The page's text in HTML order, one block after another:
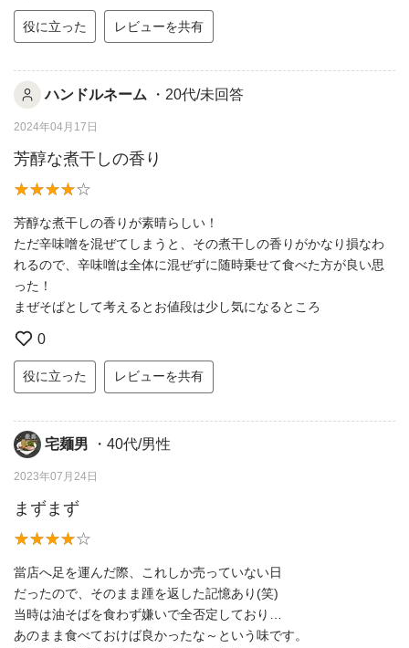
役に立った レビューを共有
ハンドルネーム ・20代/未回答
2024年04月17日
芳醇な煮干しの香り
芳醇な煮干しの香りが素晴らしい！
ただ辛味噌を混ぜてしまうと、その煮干しの香りがかなり損なわ
れるので、辛味噌は全体に混ぜずに随時乗せて食べた方が良い思
った！
まぜそばとして考えるとお値段は少し気になるところ
0
役に立った レビューを共有
宅麺男 ・40代/男性
2023年07月24日
まずまず
當店へ足を運んだ際、これしか売っていない日
だったので、そのまま踵を返した記憶あり(笑)
当時は油そばを食わず嫌いで全否定しており…
あのまま食べておけば良かったな～という味です。